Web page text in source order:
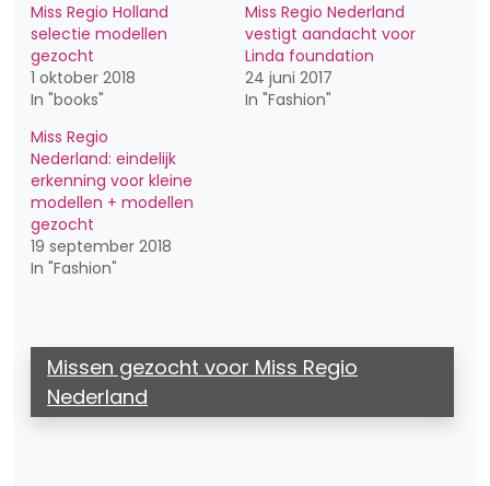
Miss Regio Holland
selectie modellen
gezocht
1 oktober 2018
In "books"
Miss Regio Nederland
vestigt aandacht voor
Linda foundation
24 juni 2017
In "Fashion"
Miss Regio
Nederland: eindelijk
erkenning voor kleine
modellen + modellen
gezocht
19 september 2018
In "Fashion"
Missen gezocht voor Miss Regio
Nederland